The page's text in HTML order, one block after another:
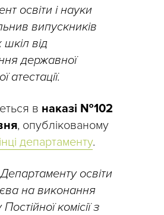
освіти і науки
випускників
від
державної
атестації.
в наказі №102
, опублікованому
департаменту.
освіти
на виконання
комісії з